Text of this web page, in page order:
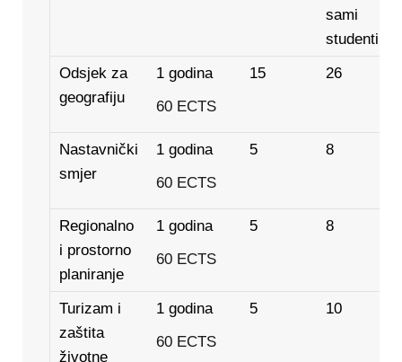
sami
studenti
Odsjek za
geografiju
1 godina
60 ECTS
15 26
Nastavnički
smjer
1 godina
60 ECTS
5 8
Regionalno
i prostorno
planiranje
1 godina
60 ECTS
5 8
Turizam i
zaštita
životne
1 godina
60 ECTS
5 10